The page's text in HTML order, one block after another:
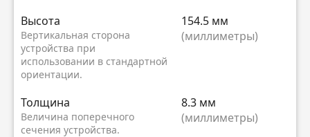
Высота
Вертикальная сторона
устройства при
использовании в стандартной
ориентации.
154.5 мм
(миллиметры)
Толщина
Величина поперечного
сечения устройства.
8.3 мм
(миллиметры)